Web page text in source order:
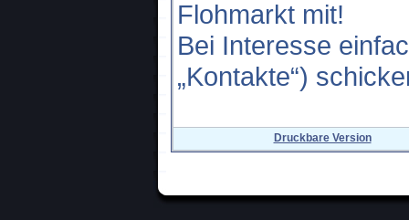
Flohmarkt mit!
Bei Interesse
„Kontakte“)
Druckbare Version